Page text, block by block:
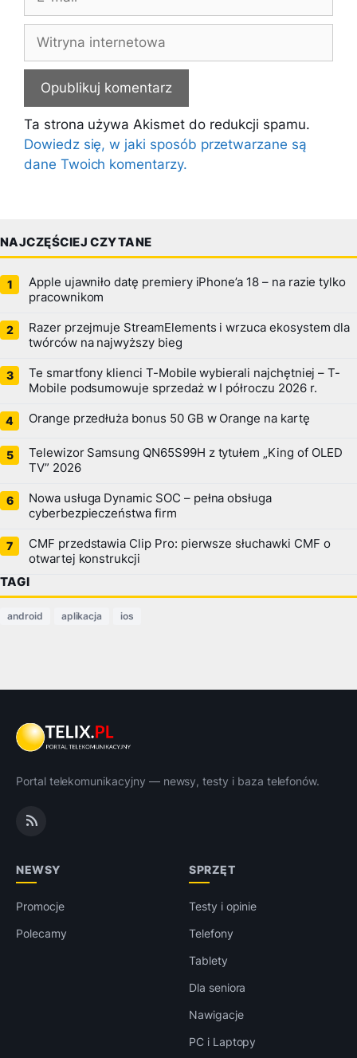
Witryna
internetowa
Ta strona używa Akismet do redukcji spamu.
Dowiedz się, w jaki sposób przetwarzane są
dane Twoich komentarzy.
NAJCZĘŚCIEJ CZYTANE
Apple ujawniło datę premiery iPhone’a 18 – na razie tylko
pracownikom
Razer przejmuje StreamElements i wrzuca ekosystem dla
twórców na najwyższy bieg
Te smartfony klienci T-Mobile wybierali najchętniej – T-
Mobile podsumowuje sprzedaż w I półroczu 2026 r.
Orange przedłuża bonus 50 GB w Orange na kartę
Telewizor Samsung QN65S99H z tytułem „King of OLED
TV” 2026
Nowa usługa Dynamic SOC – pełna obsługa
cyberbezpieczeństwa firm
CMF przedstawia Clip Pro: pierwsze słuchawki CMF o
otwartej konstrukcji
TAGI
android aplikacja ios
Portal telekomunikacyjny — newsy, testy i baza telefonów.
NEWSY
Promocje
Polecamy
SPRZĘT
Testy i opinie
Telefony
Tablety
Dla seniora
Nawigacje
PC i Laptopy